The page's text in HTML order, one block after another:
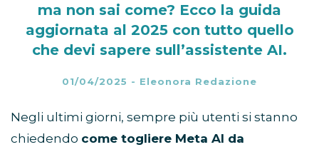
ma non sai come? Ecco la guida
aggiornata al 2025 con tutto quello
che devi sapere sull’assistente AI.
01/04/2025 - Eleonora Redazione
Negli ultimi giorni, sempre più utenti si stanno
chiedendo come togliere Meta AI da